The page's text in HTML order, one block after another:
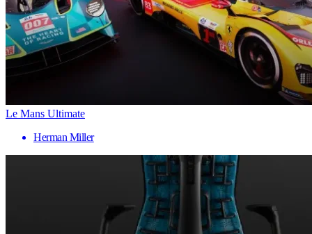
Le Mans Ultimate
Herman Miller